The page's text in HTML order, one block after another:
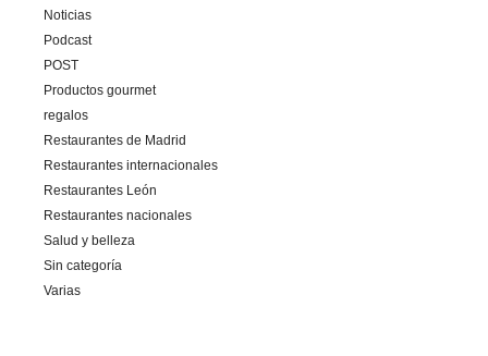
Noticias
Podcast
POST
Productos gourmet
regalos
Restaurantes de Madrid
Restaurantes internacionales
Restaurantes León
Restaurantes nacionales
Salud y belleza
Sin categoría
Varias